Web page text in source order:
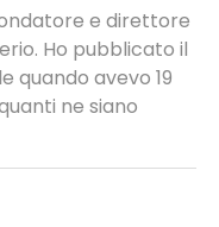
e direttore
Ho pubblicato il
quando avevo 19
ne siano